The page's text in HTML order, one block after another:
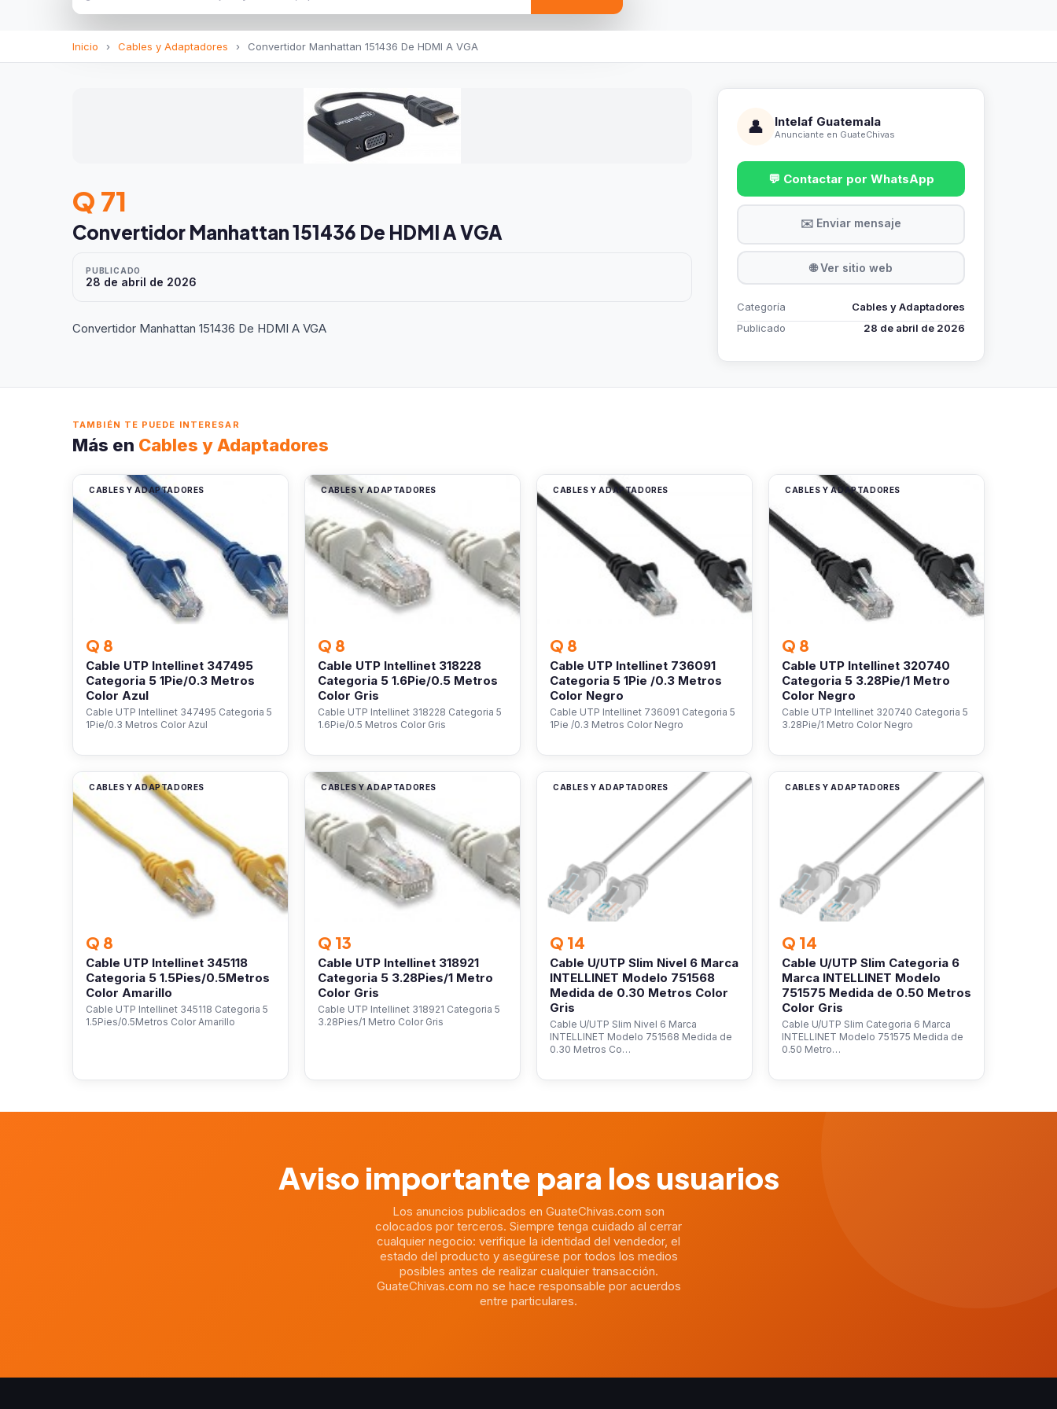
Inicio › Cables y Adaptadores › Convertidor Manhattan 151436 De HDMI A VGA
Q 71
Convertidor Manhattan 151436 De HDMI A VGA
PUBLICADO
28 de abril de 2026
Convertidor Manhattan 151436 De HDMI A VGA
👤 Intelaf Guatemala
Anunciante en GuateChivas
💬 Contactar por WhatsApp
✉️ Enviar mensaje
🌐 Ver sitio web
Categoría
Cables y Adaptadores
Publicado
28 de abril de 2026
TAMBIÉN TE PUEDE INTERESAR
Más en Cables y Adaptadores
CABLES Y ADAPTADORES
Q 8
Cable UTP Intellinet 347495
Categoria 5 1Pie/0.3 Metros
Color Azul
Cable UTP Intellinet 347495 Categoria 5
1Pie/0.3 Metros Color Azul
CABLES Y ADAPTADORES
Q 8
Cable UTP Intellinet 318228
Categoria 5 1.6Pie/0.5 Metros
Color Gris
Cable UTP Intellinet 318228 Categoria 5
1.6Pie/0.5 Metros Color Gris
CABLES Y ADAPTADORES
Q 8
Cable UTP Intellinet 736091
Categoria 5 1Pie /0.3 Metros
Color Negro
Cable UTP Intellinet 736091 Categoria 5
1Pie /0.3 Metros Color Negro
CABLES Y ADAPTADORES
Q 8
Cable UTP Intellinet 320740
Categoria 5 3.28Pie/1 Metro
Color Negro
Cable UTP Intellinet 320740 Categoria 5
3.28Pie/1 Metro Color Negro
CABLES Y ADAPTADORES
Q 8
Cable UTP Intellinet 345118
Categoria 5 1.5Pies/0.5Metros
Color Amarillo
Cable UTP Intellinet 345118 Categoria 5
1.5Pies/0.5Metros Color Amarillo
CABLES Y ADAPTADORES
Q 13
Cable UTP Intellinet 318921
Categoria 5 3.28Pies/1 Metro
Color Gris
Cable UTP Intellinet 318921 Categoria 5
3.28Pies/1 Metro Color Gris
CABLES Y ADAPTADORES
Q 14
Cable U/UTP Slim Nivel 6 Marca
INTELLINET Modelo 751568
Medida de 0.30 Metros Color
Gris
Cable U/UTP Slim Nivel 6 Marca
INTELLINET Modelo 751568 Medida de
0.30 Metros Co…
CABLES Y ADAPTADORES
Q 14
Cable U/UTP Slim Categoria 6
Marca INTELLINET Modelo
751575 Medida de 0.50 Metros
Color Gris
Cable U/UTP Slim Categoria 6 Marca
INTELLINET Modelo 751575 Medida de
0.50 Metro…
Aviso importante para los usuarios
Los anuncios publicados en GuateChivas.com son
colocados por terceros. Siempre tenga cuidado al cerrar
cualquier negocio: verifique la identidad del vendedor, el
estado del producto y asegúrese por todos los medios
posibles antes de realizar cualquier transacción.
GuateChivas.com no se hace responsable por acuerdos
entre particulares.